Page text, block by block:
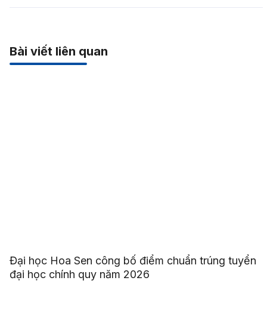
Bài viết liên quan
Đại học Hoa Sen công bố điểm chuẩn trúng tuyển
đại học chính quy năm 2026